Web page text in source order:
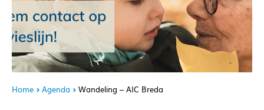
Home Agenda Wandeling – AIC Breda